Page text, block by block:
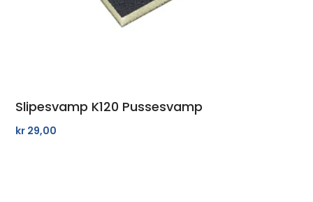
Slipesvamp K120 Pussesvamp
kr 29,00